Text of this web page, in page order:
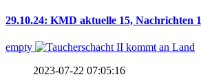
29.10.24: KMD aktuelle 15, Nachrichten 1
empty
2023-07-22 07:05:16